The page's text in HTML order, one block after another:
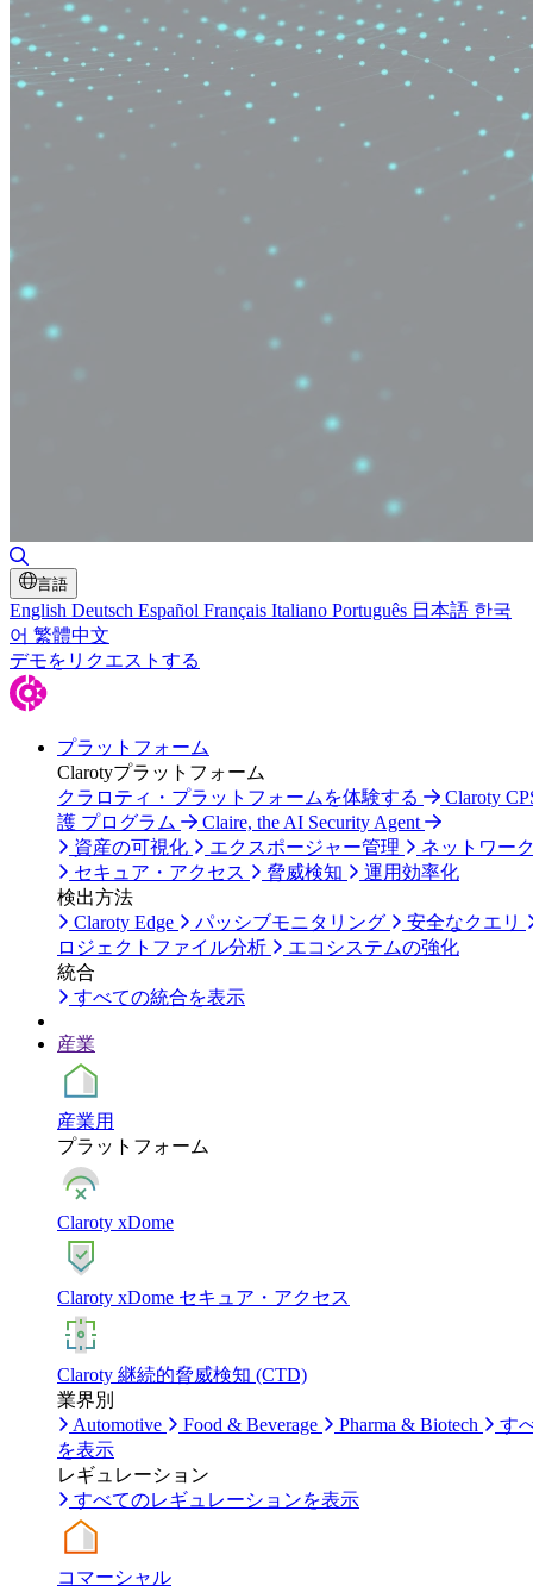
言語
English Deutsch Español Français Italiano Português 日本語 한국
어 繁體中文
デモをリクエストする
プラットフォーム
Clarotyプラットフォーム
クラロティ・プラットフォームを体験する
Claroty
護 プログラム
Claire, the AI Security Agent
資産の可視化
エクスポージャー管理
ネットワー
セキュア・アクセス
脅威検知
運用効率化
検出方法
Claroty Edge
パッシブモニタリング
安全なクエリ
ロジェクトファイル分析
エコシステムの強化
統合
すべての統合を表示
産業
産業用
プラットフォーム
Claroty xDome
Claroty xDome セキュア・アクセス
Claroty 継続的脅威検知 (CTD)
業界別
Automotive
Food & Beverage Pharma & Biotech
す
を表示
レギュレーション
すべてのレギュレーションを表示
コマーシャル